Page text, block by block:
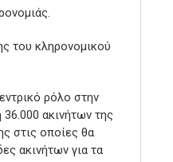
του κληρονομικού
ρόλο στην
ακινήτων της
στις οποίες θα
ακινήτων για τα